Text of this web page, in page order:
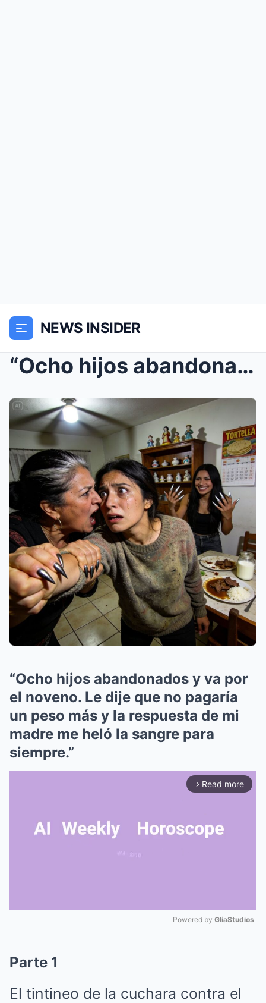
NEWS INSIDER
“Ocho hijos abandonados y va por el noveno. ...
“Ocho hijos abandonados y va por
el noveno. Le dije que no pagaría
un peso más y la respuesta de mi
madre me heló la sangre para
siempre.”
arrow_forward_ios Read more
Powered by GliaStudios
Parte 1
El tintineo de la cuchara contra el